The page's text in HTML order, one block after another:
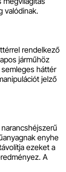
valódinak.
rendelkező
járműhöz
háttér
jelző
enyhe
ezeket a
A